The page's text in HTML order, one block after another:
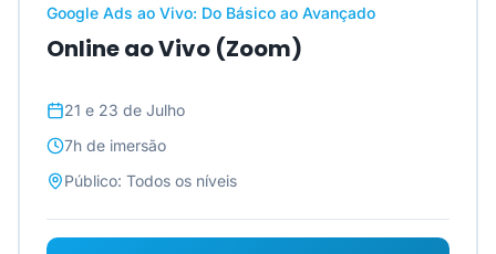
Google Ads ao Vivo: Do Básico ao Avançado
Online ao Vivo (Zoom)
21 e 23 de Julho
7h de imersão
Público: Todos os níveis